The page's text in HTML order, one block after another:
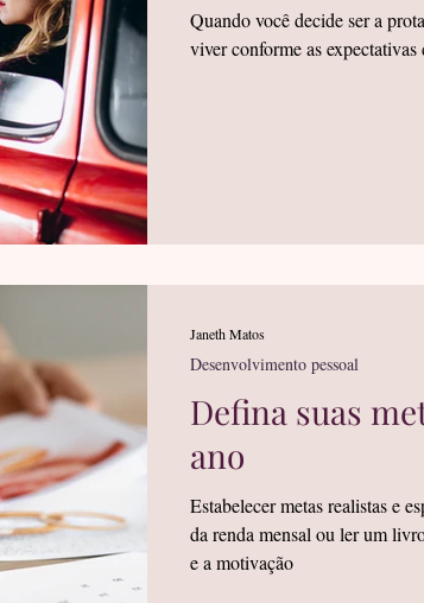
Quando você decide ser a
viver conforme as expectativas
Defina suas
ano
Estabelecer metas realistas e
da renda mensal ou ler um
e a motivação
Desenvolvimento pessoal
Janeth Matos